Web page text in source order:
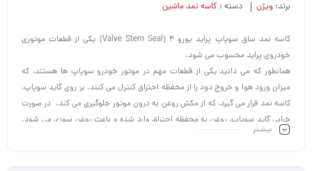
برند: ویژن دسته : کاسه نمد ماشین
کاسه نمد ساق سوپاپ پراید یورو 4 (Valve Stem Seal) یکی از قطعات موتوری
خودروی پراید محسوب می شود.
همانطور که می دانید یکی از قطعات مهم در موتور خودرو سوپاپ ها هستند، که
میزان ورود هوا و خروج دود را از محفظه احتراق کنترل می کنند. بر روی گاید سوپاپ،
کاسه نمد قرار می گیرد، که از مکش روغن به درون موتور جلوگیری می کند. در صورت
خرابی گاید سوپاپ، روغن به محفظه احتراق وارد شده و باعث روغن سوزی می شود.
این قطعات با توجه به شرایط کاری و دمای موتور، پس از مدتی کارکرد، دچار فرسایش
بیشـتر